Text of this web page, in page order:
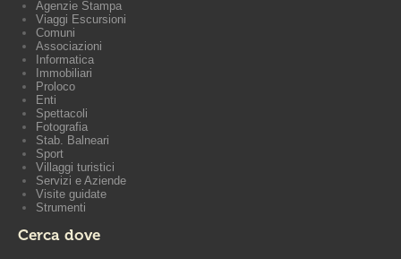
Agenzie Stampa
Viaggi Escursioni
Comuni
Associazioni
Informatica
Immobiliari
Proloco
Enti
Spettacoli
Fotografia
Stab. Balneari
Sport
Villaggi turistici
Servizi e Aziende
Visite guidate
Strumenti
Cerca dove